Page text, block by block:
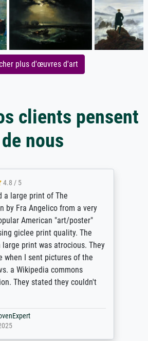
plus d'œuvres d'art
clients pensent
de nous
4.8 / 5
a large print of The
by Fra Angelico from a very
American "art/poster"
giclee print quality. The
print was atrocious. They
when I sent pictures of the
a Wikipedia commons
They stated they couldn't